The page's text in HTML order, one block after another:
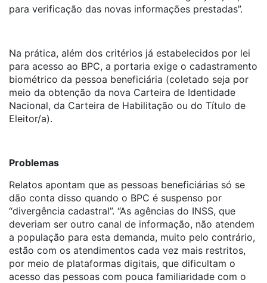
para verificação das novas informações prestadas”.
Na prática, além dos critérios já estabelecidos por lei
para acesso ao BPC, a portaria exige o cadastramento
biométrico da pessoa beneficiária (coletado seja por
meio da obtenção da nova Carteira de Identidade
Nacional, da Carteira de Habilitação ou do Título de
Eleitor/a).
Problemas
Relatos apontam que as pessoas beneficiárias só se
dão conta disso quando o BPC é suspenso por
“divergência cadastral”. “As agências do INSS, que
deveriam ser outro canal de informação, não atendem
a população para esta demanda, muito pelo contrário,
estão com os atendimentos cada vez mais restritos,
por meio de plataformas digitais, que dificultam o
acesso das pessoas com pouca familiaridade com o